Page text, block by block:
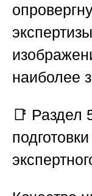
наиболее
📑 Раздел